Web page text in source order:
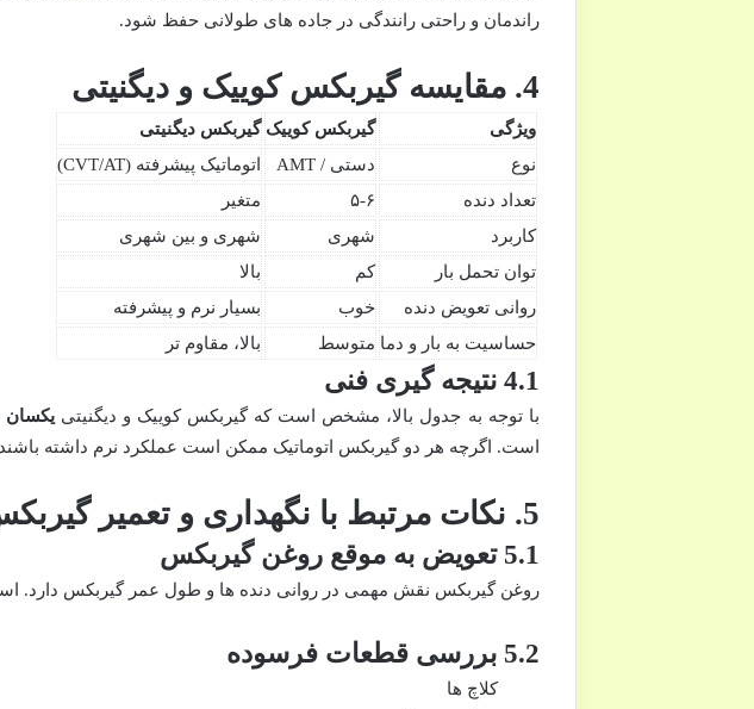
راندمان و راحتی رانندگی در جاده های طولانی حفظ شود.
4. مقایسه گیربکس کوییک و دیگنیتی
ویژگی گیربکس کوییک گیربکس دیگنیتی
نوع
دستی / AMT
اتوماتیک پیشرفته (CVT/AT)
تعداد دنده
۵-۶
متغیر
کاربرد
شهری
شهری و بین شهری
توان تحمل بار
کم
بالا
روانی تعویض دنده
خوب
بسیار نرم و پیشرفته
حساسیت به بار و دما متوسط بالا، مقاوم تر
4.1 نتیجه گیری فنی
با توجه به جدول بالا، مشخص است که گیربکس کوییک و دیگنیتی یکسان
است. اگرچه هر دو گیربکس اتوماتیک ممکن است عملکرد نرم داشته
5. نکات مرتبط با نگهداری و تعمیر گیربکس
5.1 تعویض به موقع روغن گیربکس
روغن گیربکس نقش مهمی در روانی دنده ها و طول عمر گیربکس دارد.
5.2 بررسی قطعات فرسوده
کلاچ ها